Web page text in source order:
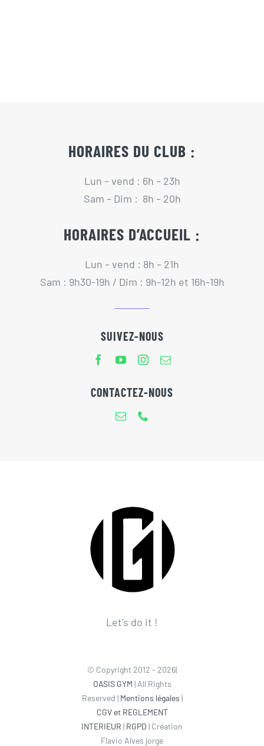
HORAIRES DU CLUB :
Lun – vend : 6h – 23h
Sam – Dim : 8h – 20h
HORAIRES D’ACCUEIL :
Lun – vend : 8h – 21h
Sam : 9h30-19h / Dim : 9h-12h et 16h-19h
SUIVEZ-NOUS
CONTACTEZ-NOUS
Let’s do it !
© Copyright 2012 - 2026|
OASIS GYM | All Rights
Reserved | Mentions légales |
CGV et REGLEMENT
INTERIEUR | RGPD | Création
Flavio Alves jorge